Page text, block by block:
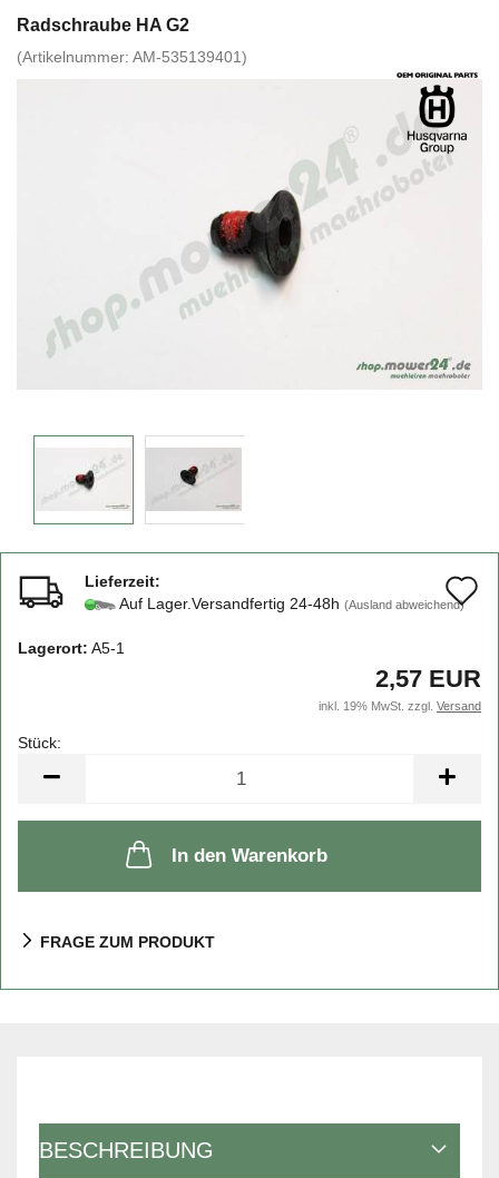
Rad­schrau­be HA G2
(Ar­ti­kel­num­mer: AM-​535139401)
Lieferzeit:
Auf Lager.Versandfertig 24-48h (Ausland abweichend)
Lagerort: A5-1
2,57 EUR
inkl. 19% MwSt. zzgl. Versand
Stück:
In den Warenkorb
FRAGE ZUM PRODUKT
BESCHREIBUNG